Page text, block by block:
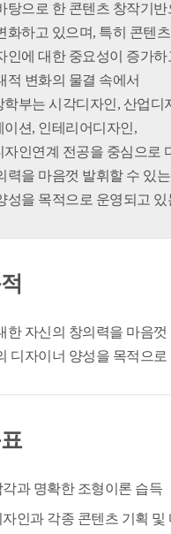
탕으로 한 콘텐츠 창작기반
화하고 있으며, 특히 콘텐
인에 대한 중요성이 증가하
적 변화의 물결 속에서
학부는 시각디자인, 산업디
이션, 인테리어디자인,
자인연계 전공을 중심으로
력을 마음껏 발휘할 수 있는
성을 목적으로 운영되고 있
한 자신의 창의력을 마음껏
디자이너 양성을 목적으로
각과 명확한 조형이론 습득
인과 각종 콘텐츠 기획 및